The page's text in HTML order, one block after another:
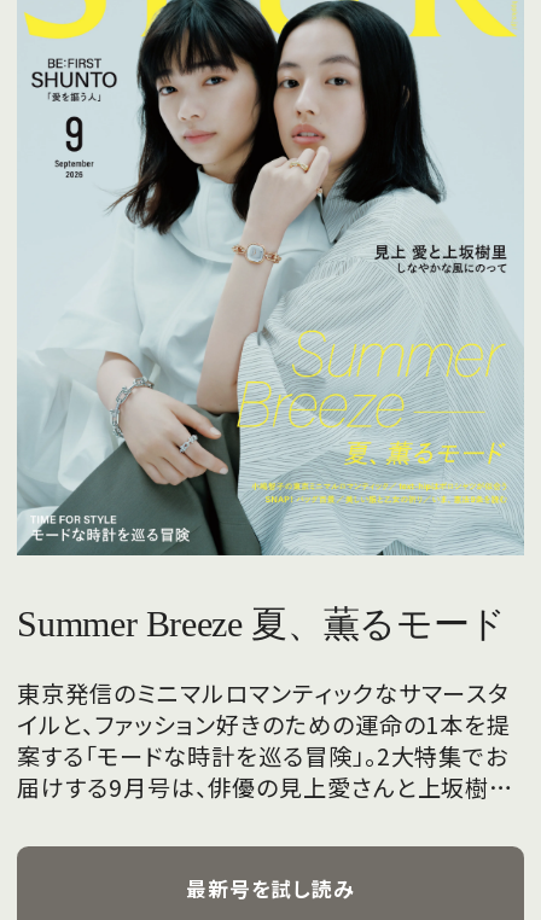
Summer Breeze 夏、薫るモード
東京発信のミニマルロマンティックなサマースタ
イルと、ファッション好きのための運命の1本を提
案する「モードな時計を巡る冒険」。2大特集でお
届けする9月号は、俳優の見上愛さんと上坂樹里
飾ります。
最新号を試し読み